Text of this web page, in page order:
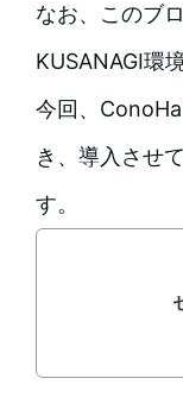
なお、このブ
KUSANAGI環
今回、
き、導入させ
す。